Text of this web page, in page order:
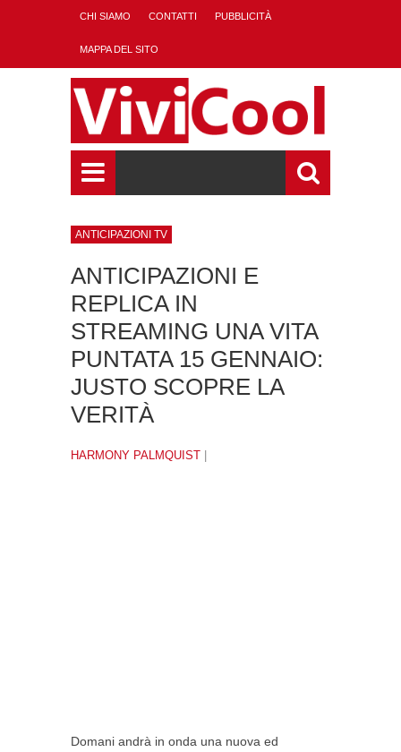
CHI SIAMO CONTATTI PUBBLICITÀ
MAPPA DEL SITO
ANTICIPAZIONI TV
ANTICIPAZIONI E
REPLICA IN
STREAMING UNA VITA
PUNTATA 15 GENNAIO:
JUSTO SCOPRE LA
VERITÀ
HARMONY PALMQUIST
Domani andrà in onda una nuova ed